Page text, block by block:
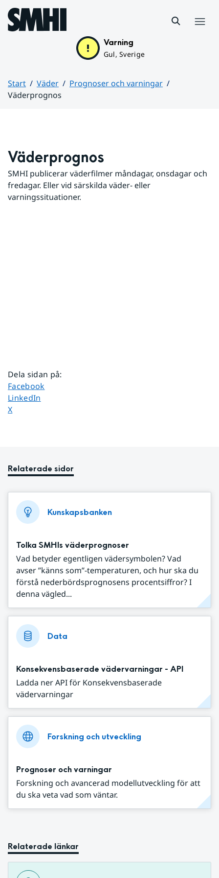
Hoppa till sidans innehåll
Varning
Gul, Sverige
Start Väder
Prognoser och varningar
Väderprognos
Väderprognos
SMHI publicerar väderfilmer måndagar, onsdagar och
fredagar. Eller vid särskilda väder- eller
varningssituationer.
Dela sidan på:
Dela sidan på
Facebook
Dela sidan på
LinkedIn
Dela sidan på
X
Relaterade sidor
Kunskapsbanken
Tolka SMHIs väderprognoser
Vad betyder egentligen vädersymbolen? Vad
avser ”känns som”-temperaturen, och hur ska du
förstå nederbördsprognosens procentsiffror? I
denna vägled...
Data
Konsekvensbaserade vädervarningar - API
Ladda ner API för Konsekvensbaserade
vädervarningar
Forskning och utveckling
Prognoser och varningar
Forskning och avancerad modellutveckling för att
du ska veta vad som väntar.
Relaterade länkar